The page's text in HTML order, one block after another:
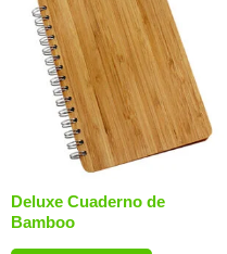
Deluxe Cuaderno de
Bamboo